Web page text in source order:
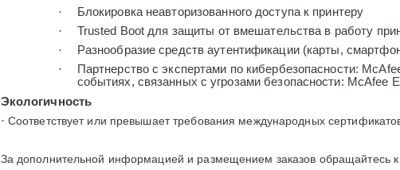
·
Блокировка неавторизованного доступа к принтеру
·
Trusted Boot для защиты от вмешательства в работу
·
Разнообразие средств аутентификации (карты,
·
Партнерство с экспертами по кибербезопасности:
событиях, связанных с угрозами безопасности: McAfee
Экологичность
· Соответствует или превышает требования международных
За дополнительной информацией и размещением заказов обращайтесь